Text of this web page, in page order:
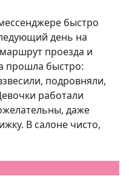
быстро
день на
проезда и
прошла быстро:
подровняли,
работали
даже
В салоне чисто,